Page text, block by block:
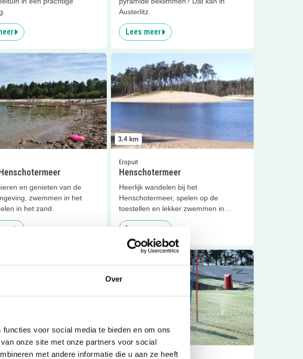
Over
voor social media te bieden en om ons
onze site met onze partners voor social
met andere informatie die u aan ze heeft
Austerlitz.
Lees meer
en genieten van de
zwemmen in het
in het zand.
Strand Henschotermeer
3.4 km
Eropuit
Henschotermeer
Heerlijk wandelen bij het
Henschotermeer, spelen op de
toestellen en lekker zwemmen in
Woudenberg.
Lees meer
Lees meer Skifeestje in Soesterberg